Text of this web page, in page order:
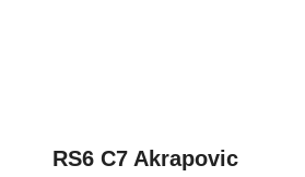
RS6 C7 Akrapovic